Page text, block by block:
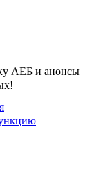
АЕБ и анонсы